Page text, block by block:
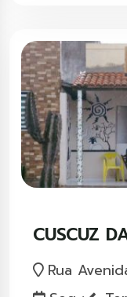
CUSCUZ
Rua